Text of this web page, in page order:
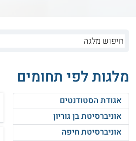
מלגות לפי תחומים
אגודת הסטודנטים
אוניברסיטת בן גוריון
אוניברסיטת חיפה